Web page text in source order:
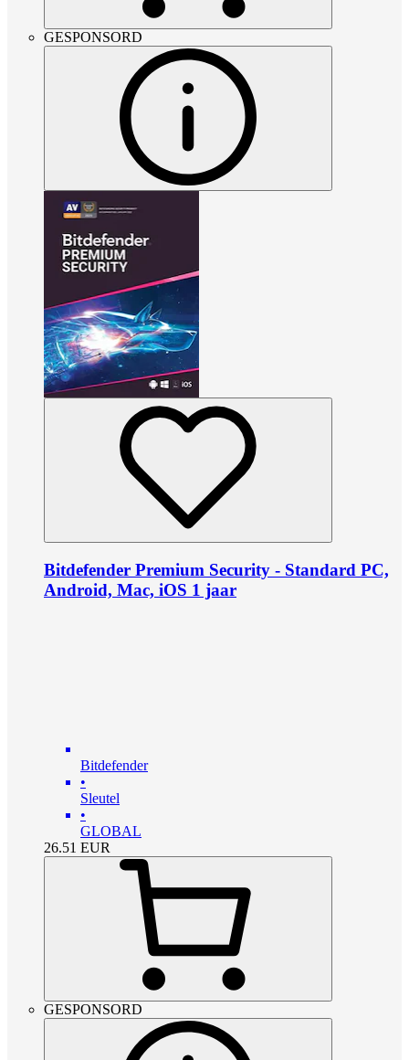
GESPONSORD
Bitdefender Premium Security - Standard PC,
Android, Mac, iOS 1 jaar
Bitdefender
•
Sleutel
•
GLOBAL
26.51 EUR
GESPONSORD